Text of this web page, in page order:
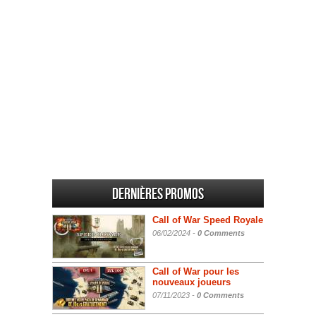
Dernières promos
Call of War Speed Royale
06/02/2024 - 0 Comments
Call of War pour les
nouveaux joueurs
07/11/2023 - 0 Comments